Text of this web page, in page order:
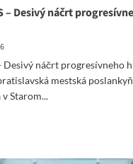
– Desivý náčrt
Desivý náčrt progresívneho
mestská
Starom...